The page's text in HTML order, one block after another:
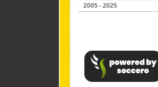
2005 - 2025